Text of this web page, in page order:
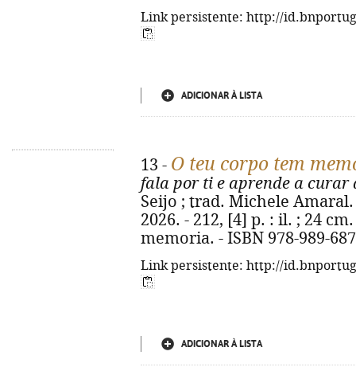
Link persistente: http://
ADICIONAR À LISTA
13 - O teu corpo tem
fala por ti e aprende a curar
Seijo ; trad. Michele
2026. - 212, [4] p. : il. ; 24
memoria. - ISBN 978-989-
Link persistente: http://
ADICIONAR À LISTA